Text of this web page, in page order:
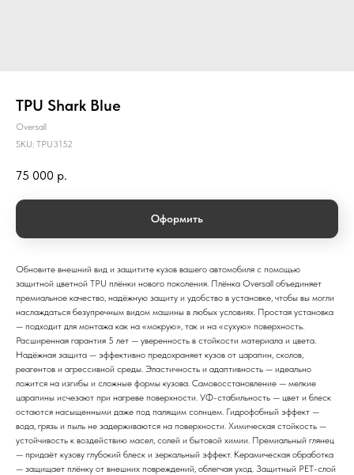
TPU Shark Blue
Oversall
SKU: TPU3152
75 000 р.
Оформить
Обновите внешний вид и защитите кузов вашего автомобиля с помощью
защитной цветной TPU плёнки нового поколения. Плёнка Oversall объединяет
премиальное качество, надёжную защиту и удобство в установке, чтобы вы могли
наслаждаться безупречным видом машины в любых условиях. Простая установка
— подходит для монтажа как на «мокрую», так и на «сухую» поверхность.
Расширенная гарантия 5 лет — уверенность в стойкости материала и цвета.
Надёжная защита — эффективно предохраняет кузов от царапин, сколов,
реагентов и агрессивной среды. Эластичность и адаптивность — идеально
ложится на изгибы и сложные формы кузова. Самовосстановление — мелкие
царапины исчезают при нагреве поверхности. УФ-стабильность — цвет и блеск
остаются насыщенными даже под палящим солнцем. Гидрофобный эффект —
вода, грязь и пыль не задерживаются на поверхности. Химическая стойкость —
устойчивость к воздействию масел, солей и бытовой химии. Премиальный глянец
— придаёт кузову глубокий блеск и зеркальный эффект. Керамическая обработка
— защищает плёнку от внешних повреждений, облегчая уход. Защитный PET-слой